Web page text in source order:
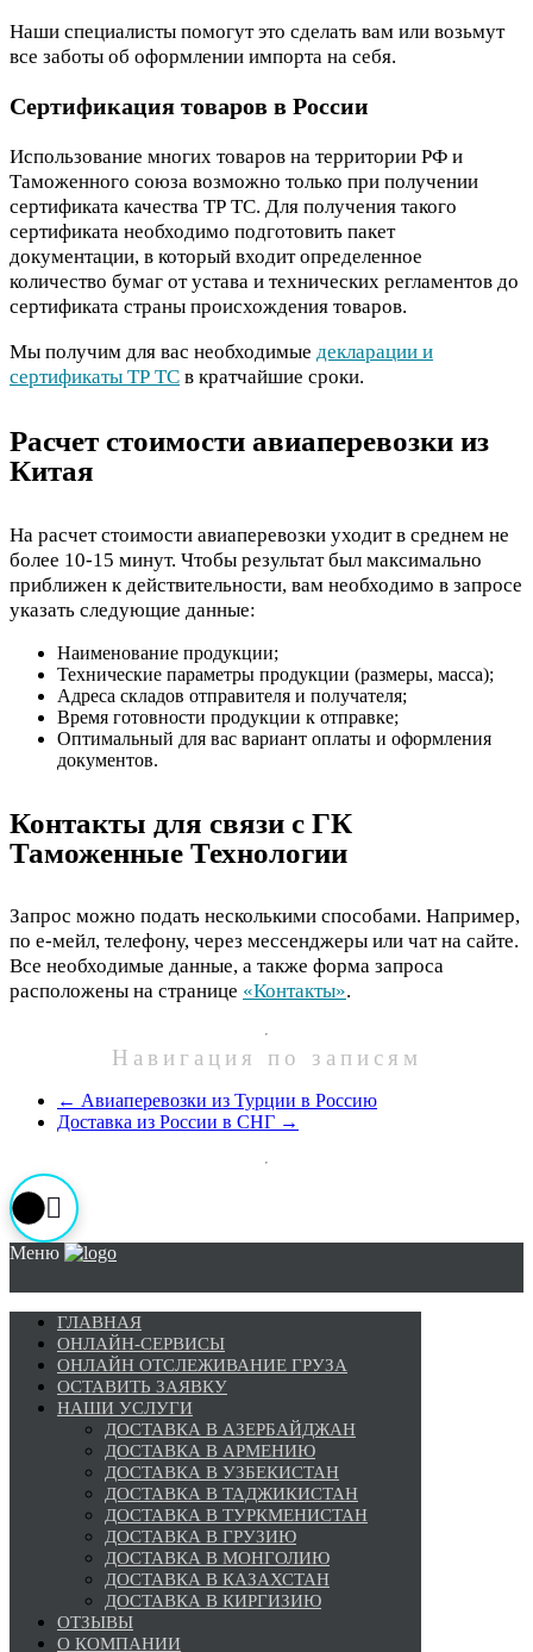
Наши специалисты помогут это сделать вам или возьмут
все заботы об оформлении импорта на себя.
Сертификация товаров в России
Использование многих товаров на территории РФ и
Таможенного союза возможно только при получении
сертификата качества ТР ТС. Для получения такого
сертификата необходимо подготовить пакет
документации, в который входит определенное
количество бумаг от устава и технических регламентов до
сертификата страны происхождения товаров.
Мы получим для вас необходимые декларации и
сертификаты ТР ТС в кратчайшие сроки.
Расчет стоимости авиаперевозки из
Китая
На расчет стоимости авиаперевозки уходит в среднем не
более 10-15 минут. Чтобы результат был максимально
приближен к действительности, вам необходимо в запросе
указать следующие данные:
Наименование продукции;
Технические параметры продукции (размеры, масса);
Адреса складов отправителя и получателя;
Время готовности продукции к отправке;
Оптимальный для вас вариант оплаты и оформления
документов.
Контакты для связи с ГК
Таможенные Технологии
Запрос можно подать несколькими способами. Например,
по е-мейл, телефону, через мессенджеры или чат на сайте.
Все необходимые данные, а также форма запроса
расположены на странице «Контакты».
Навигация по записям
← Авиаперевозки из Турции в Россию
Доставка из России в СНГ →
Меню
ГЛАВНАЯ
ОНЛАЙН-СЕРВИСЫ
ОНЛАЙН ОТСЛЕЖИВАНИЕ ГРУЗА
ОСТАВИТЬ ЗАЯВКУ
НАШИ УСЛУГИ
ДОСТАВКА В АЗЕРБАЙДЖАН
ДОСТАВКА В АРМЕНИЮ
ДОСТАВКА В УЗБЕКИСТАН
ДОСТАВКА В ТАДЖИКИСТАН
ДОСТАВКА В ТУРКМЕНИСТАН
ДОСТАВКА В ГРУЗИЮ
ДОСТАВКА В МОНГОЛИЮ
ДОСТАВКА В КАЗАХСТАН
ДОСТАВКА В КИРГИЗИЮ
ОТЗЫВЫ
О КОМПАНИИ